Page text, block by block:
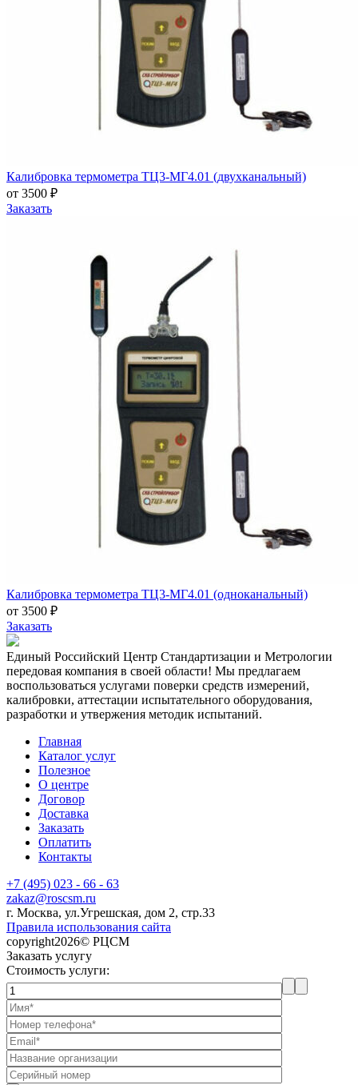
Калибровка термометра ТЦ3-МГ4.01 (двухканальный)
от 3500 ₽
Заказать
Калибровка термометра ТЦ3-МГ4.01 (одноканальный)
от 3500 ₽
Заказать
Единый Российский Центр Стандартизации и Метрологии
передовая компания в своей области! Мы предлагаем
воспользоваться услугами поверки средств измерений,
калибровки, аттестации испытательного оборудования,
разработки и утвержения методик испытаний.
Главная
Каталог услуг
Полезное
О центре
Договор
Доставка
Заказать
Оплатить
Контакты
+7 (495) 023 - 66 - 63
zakaz@roscsm.ru
г. Москва, ул.Угрешская, дом 2, стр.33
Правила использования сайта
copyright2026© РЦСМ
Заказать услугу
Стоимость услуги: